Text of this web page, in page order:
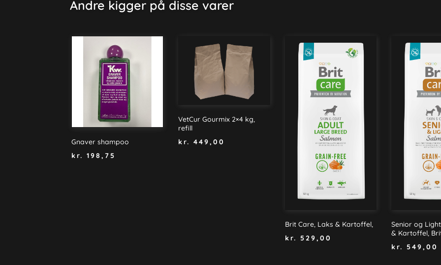
Andre kigger på disse varer
Gnaver shampoo
kr. 198,75
VetCur Gourmix 2×4 kg,
refill
kr. 449,00
Brit Care, Laks & Kartoffel,
kr.
529,00
Senior og
& Kartoffel,
kr.
549,00